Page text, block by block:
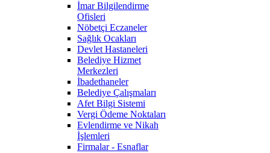
İmar Bilgilendirme
Ofisleri
Nöbetçi Eczaneler
Sağlık Ocakları
Devlet Hastaneleri
Belediye Hizmet
Merkezleri
İbadethaneler
Belediye Çalışmaları
Afet Bilgi Sistemi
Vergi Ödeme Noktaları
Evlendirme ve Nikah
İşlemleri
Firmalar - Esnaflar